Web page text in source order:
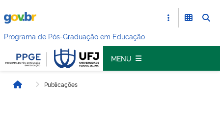
Programa de Pós-Graduação em Educação
MENU
Início Publicações